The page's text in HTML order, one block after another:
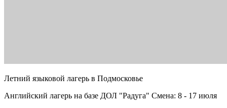
Летний языковой лагерь в Подмосковье
Английский лагерь на базе ДОЛ "Радуга" Смена: 8 - 17 июля